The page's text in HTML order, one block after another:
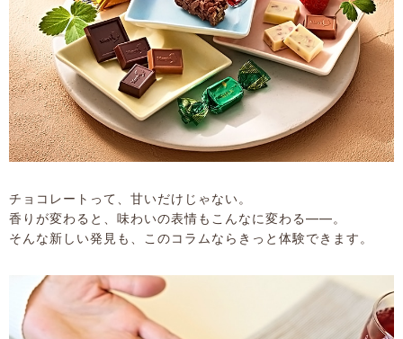
チョコレートって、甘いだけじゃない。
香りが変わると、味わいの表情もこんなに変わる――。
そんな新しい発見も、このコラムならきっと体験できます。